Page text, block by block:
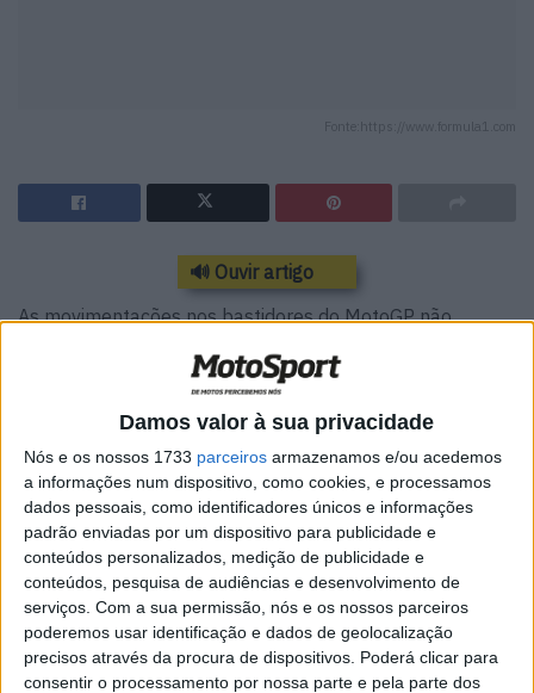
Damos valor à sua privacidade
Nós e os nossos 1733 parceiros armazenamos e/ou acedemos
a informações num dispositivo, como cookies, e processamos
dados pessoais, como identificadores únicos e informações
padrão enviadas por um dispositivo para publicidade e
conteúdos personalizados, medição de publicidade e
conteúdos, pesquisa de audiências e desenvolvimento de
serviços. Com a sua permissão, nós e os nossos parceiros
poderemos usar identificação e dados de geolocalização
precisos através da procura de dispositivos. Poderá clicar para
consentir o processamento por nossa parte e pela parte dos
Fonte:https://www.formula1.com
🔊 Ouvir artigo
As movimentações nos bastidores do MotoGP não
Pramac Racing Limited anunciou esta terça-feira a
contratação de Ross Brawn, reforçando assim a sua
estrutura diretiva. Brawn integrou-se no Conselho de
Administração, assumindo o papel de conselheiro
estratégico do Team Principal Paolo Campinoti.
A sua experiência estende-se por mais de quatro
décadas ligadas ao desporto motorizado. Nesse período,
conquistou 22 títulos mundiais: onze Campeonatos de
Construtores e onze de pilotos. Segundo explicou a
Pramac através de um comunicado, “esta incorporação